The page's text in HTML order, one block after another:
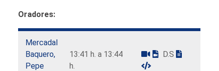
Oradores:
Mercadal
Baquero,
Pepe
13:41 h. a 13:44
h.
D.S